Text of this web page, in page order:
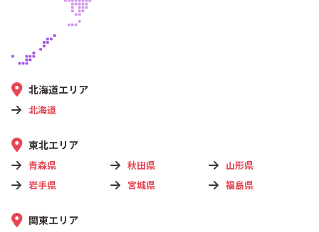
北海道エリア
北海道
東北エリア
青森県 秋田県
山形県
岩手県
宮城県 福島県
関東エリア